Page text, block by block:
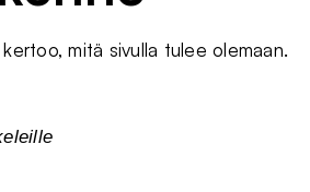
mitä sivulla tulee olemaan.